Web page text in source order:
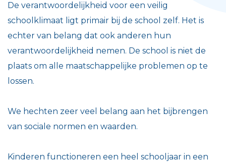
De verantwoordelijkheid voor een veilig
schoolklimaat ligt primair bij de school zelf. Het is
echter van belang dat ook anderen hun
verantwoordelijkheid nemen. De school is niet de
plaats om alle maatschappelijke problemen op te
lossen.
We hechten zeer veel belang aan het bijbrengen
van sociale normen en waarden.
Kinderen functioneren een heel schooljaar in een